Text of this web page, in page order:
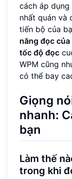
cách áp
nhất quán và
tiến bộ của
năng đọc của
tốc độ đọc
WPM cũng
có thể bay
Giọng
nhanh:
bạn
Làm thế
trong khi